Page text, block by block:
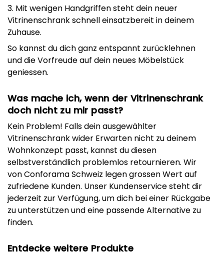
3. Mit wenigen Handgriffen steht dein neuer
Vitrinenschrank schnell einsatzbereit in deinem
Zuhause.
So kannst du dich ganz entspannt zurücklehnen
und die Vorfreude auf dein neues Möbelstück
geniessen.
Was mache ich, wenn der Vitrinenschrank
doch nicht zu mir passt?
Kein Problem! Falls dein ausgewählter
Vitrinenschrank wider Erwarten nicht zu deinem
Wohnkonzept passt, kannst du diesen
selbstverständlich problemlos retournieren. Wir
von Conforama Schweiz legen grossen Wert auf
zufriedene Kunden. Unser Kundenservice steht dir
jederzeit zur Verfügung, um dich bei einer Rückgabe
zu unterstützen und eine passende Alternative zu
finden.
Entdecke weitere Produkte